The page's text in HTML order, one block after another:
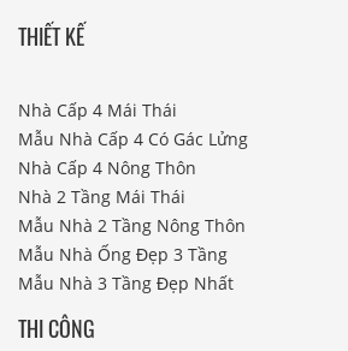
THIẾT KẾ
Nhà Cấp 4 Mái Thái
Mẫu Nhà Cấp 4 Có Gác Lửng
Nhà Cấp 4 Nông Thôn
Nhà 2 Tầng Mái Thái
Mẫu Nhà 2 Tầng Nông Thôn
Mẫu Nhà Ống Đẹp 3 Tầng
Mẫu Nhà 3 Tầng Đẹp Nhất
THI CÔNG